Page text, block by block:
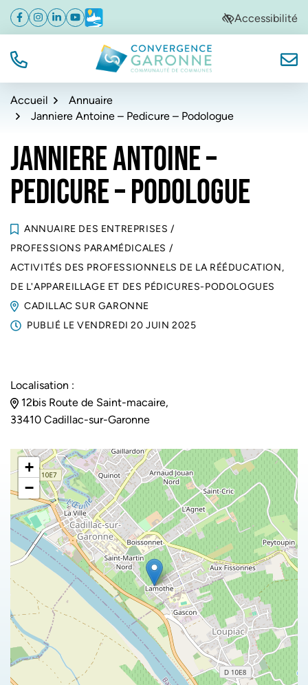
Aller
navigation
Aller
au
Aller
au
de
Facebook
(ouverture dans un nouvel onglet)
Instagram
(ouverture dans un nouvel onglet)
Linkedin
(ouverture dans un nouvel onglet)
YouTube
(ouverture dans un nouvel onglet)
Météo
(ouverture dans un nouvel onglet)Accessibilité
TÉL. Convergence Garonne
Accueil
Annuaire
Janniere Antoine – Pedicure – Podologue
JANNIERE ANTOINE –
PEDICURE – PODOLOGUE
ANNUAIRE DES ENTREPRISES /
PROFESSIONS PARAMÉDICALES /
ACTIVITÉS DES PROFESSIONNELS DE LA RÉÉDUCATION,
DE L'APPAREILLAGE ET DES PÉDICURES-PODOLOGUES
CADILLAC SUR GARONNE
PUBLIÉ LE VENDREDI 20 JUIN 2025
Localisation :
12bis Route de Saint-macaire,
33410 Cadillac-sur-Garonne
+
−